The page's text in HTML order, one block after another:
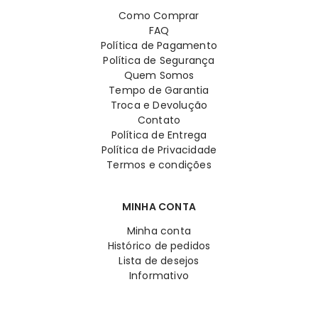
Como Comprar
FAQ
Política de Pagamento
Política de Segurança
Quem Somos
Tempo de Garantia
Troca e Devolução
Contato
Política de Entrega
Política de Privacidade
Termos e condições
MINHA CONTA
Minha conta
Histórico de pedidos
Lista de desejos
Informativo